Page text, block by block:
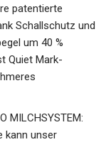
patentierte
Schallschutz und
um 40 %
Quiet Mark-
MILCHSYSTEM:
kann unser